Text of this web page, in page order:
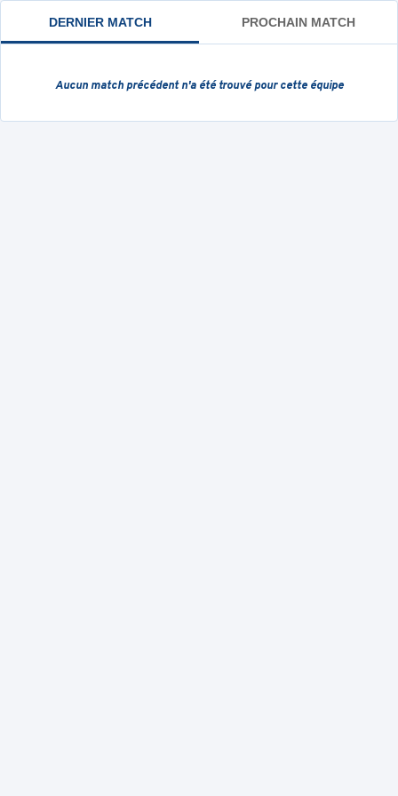
DERNIER MATCH PROCHAIN MATCH
Aucun match précédent n'a été trouvé pour cette équipe